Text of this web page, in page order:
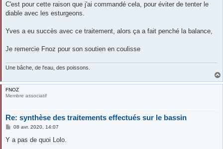
C'est pour cette raison que j'ai commandé cela, pour éviter de tenter le
diable avec les esturgeons.
Yves a eu succès avec ce traitement, alors ça a fait penché la balance,
Je remercie Fnoz pour son soutien en coulisse
Une bâche, de l'eau, des poissons.
FNOZ
Membre associatif
Re: synthèse des traitements effectués sur le bassin
M
s
08 avr. 2020, 14:07
Y a pas de quoi Lolo.